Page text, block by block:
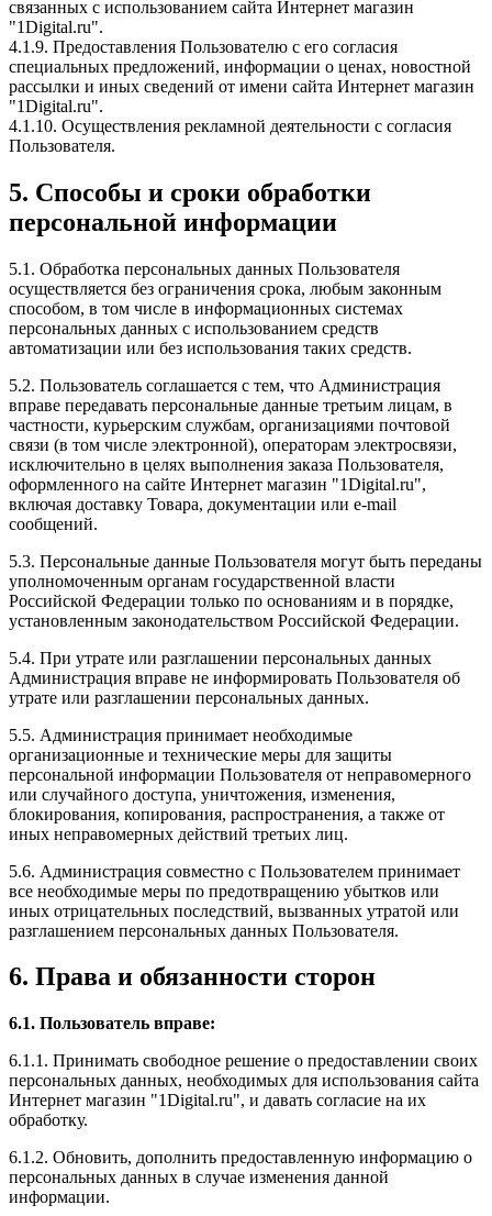
связанных с использованием сайта Интернет магазин
"1Digital.ru".
4.1.9. Предоставления Пользователю с его согласия
специальных предложений, информации о ценах, новостной
рассылки и иных сведений от имени сайта Интернет магазин
"1Digital.ru".
4.1.10. Осуществления рекламной деятельности с согласия
Пользователя.
5. Способы и сроки обработки
персональной информации
5.1. Обработка персональных данных Пользователя
осуществляется без ограничения срока, любым законным
способом, в том числе в информационных системах
персональных данных с использованием средств
автоматизации или без использования таких средств.
5.2. Пользователь соглашается с тем, что Администрация
вправе передавать персональные данные третьим лицам, в
частности, курьерским службам, организациями почтовой
связи (в том числе электронной), операторам электросвязи,
исключительно в целях выполнения заказа Пользователя,
оформленного на сайте Интернет магазин "1Digital.ru",
включая доставку Товара, документации или e-mail
сообщений.
5.3. Персональные данные Пользователя могут быть переданы
уполномоченным органам государственной власти
Российской Федерации только по основаниям и в порядке,
установленным законодательством Российской Федерации.
5.4. При утрате или разглашении персональных данных
Администрация вправе не информировать Пользователя об
утрате или разглашении персональных данных.
5.5. Администрация принимает необходимые
организационные и технические меры для защиты
персональной информации Пользователя от неправомерного
или случайного доступа, уничтожения, изменения,
блокирования, копирования, распространения, а также от
иных неправомерных действий третьих лиц.
5.6. Администрация совместно с Пользователем принимает
все необходимые меры по предотвращению убытков или
иных отрицательных последствий, вызванных утратой или
разглашением персональных данных Пользователя.
6. Права и обязанности сторон
6.1. Пользователь вправе:
6.1.1. Принимать свободное решение о предоставлении своих
персональных данных, необходимых для использования сайта
Интернет магазин "1Digital.ru", и давать согласие на их
обработку.
6.1.2. Обновить, дополнить предоставленную информацию о
персональных данных в случае изменения данной
информации.